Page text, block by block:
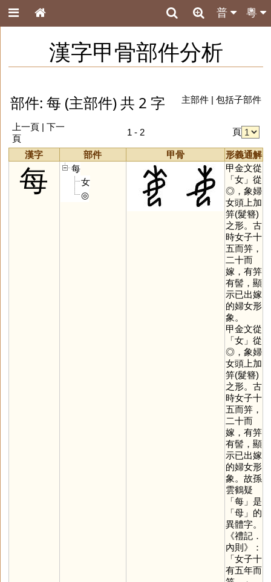
粵
普
漢字甲骨部件分析
部件: 每 (主部件) 共 2 字 主部件| 包括子部件
上一頁 | 下一
頁
1 - 2 頁
漢字 部件 甲骨 形義通解
每
每
女
◎
甲金文從
「女」從
◎，象婦
女頭上加
笄(髮簪)
之形。古
時女子十
五而笄，
二十而
嫁，有笄
有髻，顯
示已出嫁
的婦女形
象。
甲金文從
「女」從
◎，象婦
女頭上加
笄(髮簪)
之形。古
時女子十
五而笄，
二十而
嫁，有笄
有髻，顯
示已出嫁
的婦女形
象。故孫
雲鶴疑
「每」是
「母」的
異體字。
《禮記．
內則》：
「女子十
有五年而